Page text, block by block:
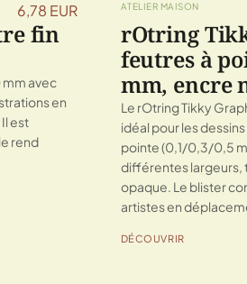
6,78 EUR
fin
mm avec
en
est
rend
ATELIER MAISON
rOtring
feutres à
mm, encre
Le rOtring Tikky
idéal pour les
pointe (0,1/0,3/0,5
différentes largeurs,
opaque. Le blister
artistes en
DÉCOUVRIR